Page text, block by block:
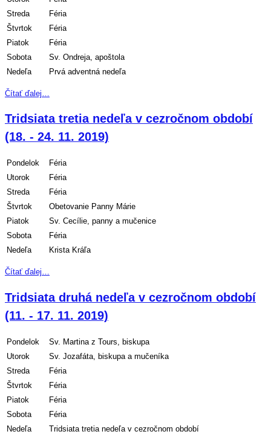
Streda
Féria
Štvrtok
Féria
Piatok
Féria
Sobota
Sv. Ondreja, apoštola
Nedeľa
Prvá adventná nedeľa
Čítať ďalej…
Tridsiata tretia nedeľa v cezročnom období
(18. - 24. 11. 2019)
Pondelok
Féria
Utorok
Féria
Streda
Féria
Štvrtok
Obetovanie Panny Márie
Piatok
Sv. Cecílie, panny a mučenice
Sobota
Féria
Nedeľa
Krista Kráľa
Čítať ďalej…
Tridsiata druhá nedeľa v cezročnom období
(11. - 17. 11. 2019)
Pondelok
Sv. Martina z Tours, biskupa
Utorok
Sv. Jozafáta, biskupa a mučeníka
Streda
Féria
Štvrtok
Féria
Piatok
Féria
Sobota
Féria
Nedeľa
Tridsiata tretia nedeľa v cezročnom období